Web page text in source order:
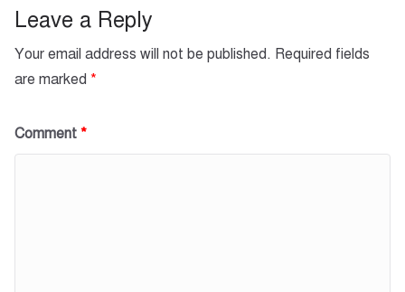
k
Leave a Reply
Your email address will not be published. Required fields
are marked *
Comment *